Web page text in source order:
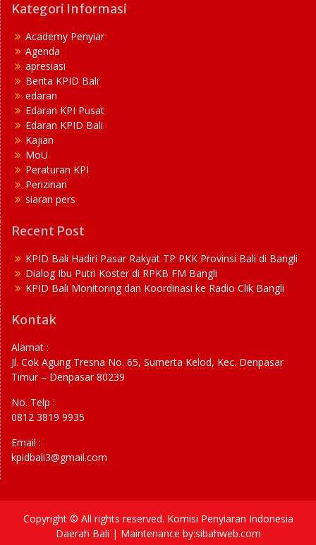
Kategori Informasi
Academy Penyiar
Agenda
apresiasi
Berita KPID Bali
edaran
Edaran KPI Pusat
Edaran KPID Bali
Kajian
MoU
Peraturan KPI
Perizinan
siaran pers
Recent Post
KPID Bali Hadiri Pasar Rakyat TP PKK Provinsi Bali di Bangli
Dialog Ibu Putri Koster di RPKB FM Bangli
KPID Bali Monitoring dan Koordinasi ke Radio Clik Bangli
Kontak
Alamat :
Jl. Cok Agung Tresna No. 65, Sumerta Kelod, Kec. Denpasar
Timur – Denpasar 80239
No. Telp :
0812 3819 9935
Email :
kpidbali3@gmail.com
Copyright © All rights reserved. Komisi Penyiaran Indonesia
Daerah Bali | Maintenance by:sibahweb.com